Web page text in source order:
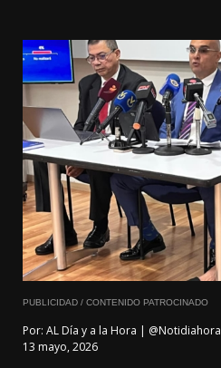
PUBLICIDAD / CONTENIDO PATROCINADO
Por: AL Día y a la Hora | @Notidiahora
13 mayo, 2026